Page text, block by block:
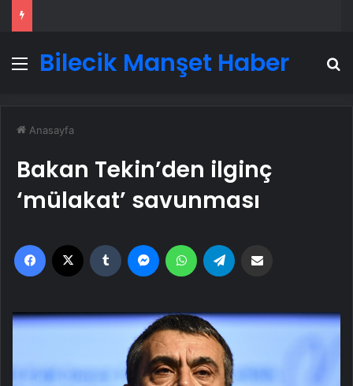
Menü
Bilecik Manşet Haber
Anasayfa
Bakan Tekin’den ilginç
‘mülakat’ savunması
Facebook Tumblr MessengerWhatsApp